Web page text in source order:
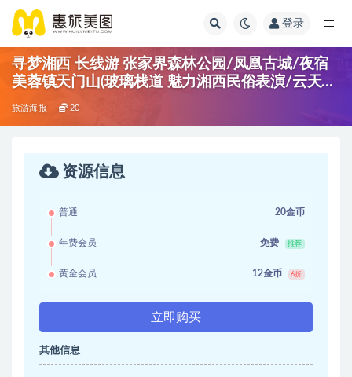
登录
寻梦湘西 长线游 张家界森林公园/凤凰古城/夜宿
美蓉镇天门山(玻璃栈道 魅力湘西民俗表演/云天渡
玻璃桥/猛洞河漂流
旅游海报 20
资源信息
普通 20金币
年费会员 免费 推荐
黄金会员 12金币 6折
立即购买
其他信息